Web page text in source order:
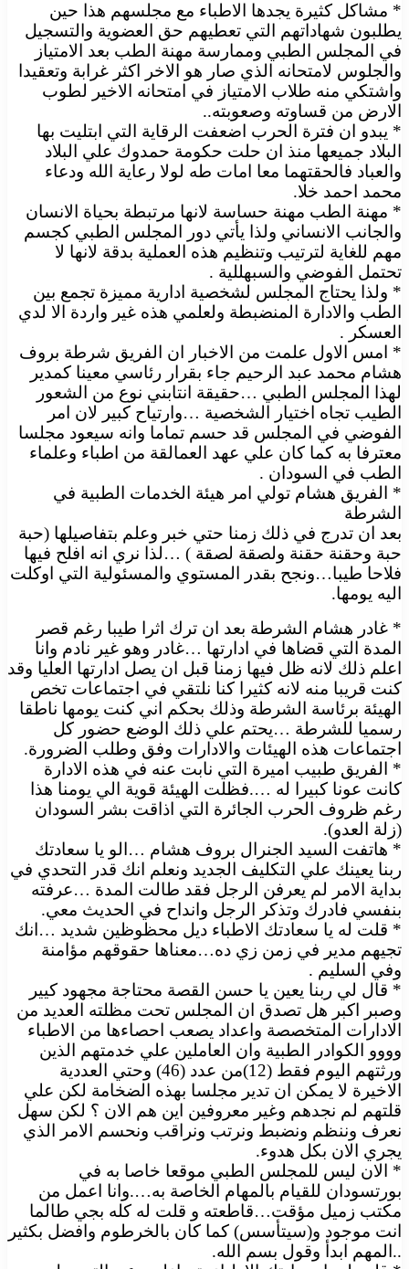
* مشاكل كثيرة يجدها الاطباء مع مجلسهم هذا حين
يطلبون شهاداتهم التي تعطيهم حق العضوية والتسجيل
في المجلس الطبي وممارسة مهنة الطب بعد الامتياز
والجلوس لامتحانه الذي صار هو الاخر اكثر غرابة وتعقيدا
واشتكي منه طلاب الامتياز في امتحانه الاخير لطوب
الارض من قساوته وصعوبته..
* يبدو ان فترة الحرب اضعفت الرقاية التي ابتليت بها
البلاد جميعها منذ ان حلت حكومة حمدوك علي البلاد
والعباد فالحقتهما معا امات طه لولا رعاية الله ودعاء
محمد احمد خلا.
* مهنة الطب مهنة حساسة لانها مرتبطة بحياة الانسان
والجانب الانساني ولذا يأتي دور المجلس الطبي كجسم
مهم للغاية لترتيب وتنظيم هذه العملية بدقة لانها لا
تحتمل الفوضي والسبهللية .
* ولذا يحتاج المجلس لشخصية ادارية مميزة تجمع بين
الطب والادارة المنضبطة ولعلمي هذه غير واردة الا لدي
العسكر .
* امس الاول علمت من الاخبار ان الفريق شرطة بروف
هشام محمد عبد الرحيم جاء بقرار رئاسي معينا كمدير
لهذا المجلس الطبي …حقيقة انتابني نوع من الشعور
الطيب تجاه اختيار الشخصية …وارتياح كبير لان امر
الفوضي في المجلس قد حسم تماما وانه سيعود مجلسا
معترفا به كما كان علي عهد العمالقة من اطباء وعلماء
الطب في السودان .
* الفريق هشام تولي امر هيئة الخدمات الطبية في
الشرطة
بعد ان تدرج في ذلك زمنا حتي خبر وعلم بتفاصيلها (حبة
حبة وحقنة حقنة ولصقة لصقة ) …لذا نري انه افلح فيها
فلاحا طيبا…ونجح بقدر المستوي والمسئولية التي اوكلت
اليه يومها.
* غادر هشام الشرطة بعد ان ترك اثرا طيبا رغم قصر
المدة التي قضاها في ادارتها …غادر وهو غير نادم وانا
اعلم ذلك لانه ظل فيها زمنا قبل ان يصل ادارتها العليا وقد
كنت قريبا منه لانه كثيرا كنا نلتقي في اجتماعات تخص
الهيئة برئاسة الشرطة وذلك بحكم اني كنت يومها ناطقا
رسميا للشرطة …يحتم علي ذلك الوضع حضور كل
اجتماعات هذه الهيئات والادارات وفق وطلب الضرورة.
* الفريق طبيب اميرة التي نابت عنه في هذه الادارة
كانت عونا كبيرا له ….فظلت الهيئة قوية الي يومنا هذا
رغم ظروف الحرب الجائرة التي اذاقت بشر السودان
(زلة العدو).
* هاتفت السيد الجنرال بروف هشام …الو يا سعادتك
ربنا يعينك علي التكليف الجديد ونعلم انك قدر التحدي في
بداية الامر لم يعرفن الرجل فقد طالت المدة …عرفته
بنفسي فادرك وتذكر الرجل وانداح في الحديث معي.
* قلت له يا سعادتك الاطباء ديل محظوظين شديد …انك
تجيهم مدير في زمن زي ده…معناها حقوقهم مؤامنة
وفي السليم .
* قال لي ربنا يعين يا حسن القصة محتاجة مجهود كيير
وصبر اكبر هل تصدق ان المجلس تحت مظلته العديد من
الادارات المتخصصة واعداد يصعب احصاءها من الاطباء
وووو الكوادر الطبية وان العاملين علي خدمتهم الذين
ورثتهم اليوم فقط (12)من عدد (46) وحتي العددية
الاخيرة لا يمكن ان تدير مجلسا بهذه الضخامة لكن علي
قلتهم لم نجدهم وغير معروفين اين هم الان ؟ لكن سهل
نعرف وننظم ونضبط ونرتب ونراقب ونحسم الامر الذي
يجري الان بكل هدوء.
* الان ليس للمجلس الطبي موقعا خاصا به في
بورتسودان للقيام بالمهام الخاصة به….وانا اعمل من
مكتب زميل مؤقت…قاطعته و قلت له كله بجي طالما
انت موجود و(سيتأسس) كما كان بالخرطوم وافضل بكثير
..المهم ابدأ وقول بسم الله.